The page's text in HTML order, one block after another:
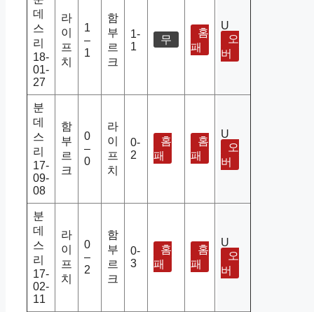
데
스
리
18-
01-
27
라
이
프
치
1
–
1
함
부
르
크
1-
1
무
홈
패
U
오
버
분
데
스
리
17-
09-
08
함
부
르
크
0
–
0
라
이
프
치
0-
2
홈
패
홈
패
U
오
버
분
데
스
리
17-
02-
11
라
이
프
치
0
–
2
함
부
르
크
0-
3
홈
패
홈
패
U
오
버